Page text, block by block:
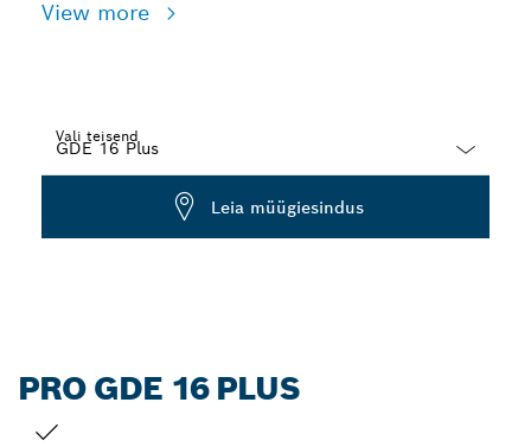
View more
Vali teisend
Leia müügiesindus
PRO GDE 16 PLUS